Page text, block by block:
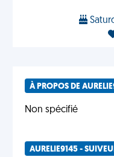
À PROPOS DE
Non spécifié
AURELIE9145 -